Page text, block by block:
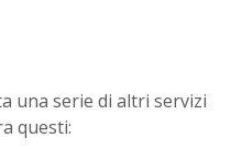
una serie di altri servizi
questi: